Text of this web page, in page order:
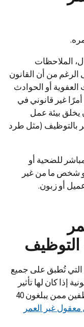
الملاحظات
من أن القانون
العفوية أو الحوادث
غير قانوني في
يخلق بيئة عمل
بالتوظيف (مثل طرد
للضحية أو
شخص ما من غير
أو زبون.
تُطبق على جميع
إذا كان لها تأثير
سلبي على المتقدمين للوظائف أو الموظفين ممن يبلغون 40
غير العمر